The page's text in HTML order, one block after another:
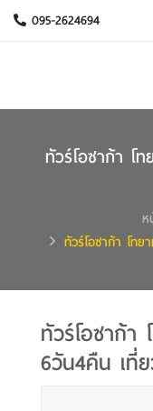
095-2624694
ทัวร์โอซาก้า โ
ห
ทัวร์โอซาก้า โทย
ทัวร์โอซาก้า
6วัน4คืน เที่